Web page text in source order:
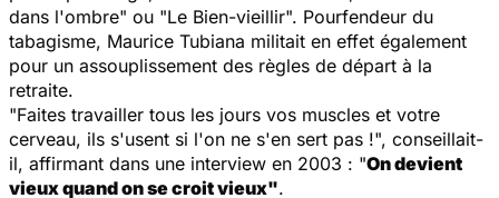
dans l'ombre" ou "Le Bien-vieillir". Pourfendeur du
tabagisme, Maurice Tubiana militait en effet également
pour un assouplissement des règles de départ à la
retraite.
"Faites travailler tous les jours vos muscles et votre
cerveau, ils s'usent si l'on ne s'en sert pas !", conseillait-
il, affirmant dans une interview en 2003 : "On devient
vieux quand on se croit vieux".